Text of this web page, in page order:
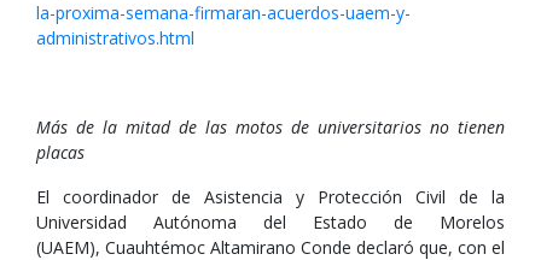
la-proxima-semana-firmaran-acuerdos-uaem-y-
administrativos.html
Más de la mitad de las motos de universitarios no tienen
placas
El coordinador de Asistencia y Protección Civil de la
Universidad Autónoma del Estado de Morelos
(UAEM), Cuauhtémoc Altamirano Conde declaró que, con el